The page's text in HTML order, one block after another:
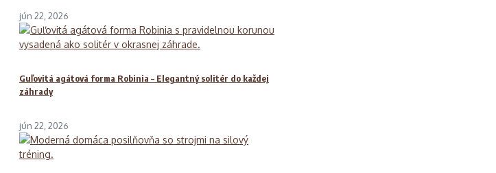
jún 22, 2026
Guľovitá agátová forma Robinia – Elegantný solitér do každej
záhrady
jún 22, 2026